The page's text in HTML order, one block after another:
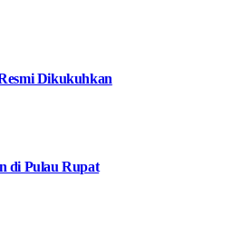
Dikukuhkan
di Pulau Rupat